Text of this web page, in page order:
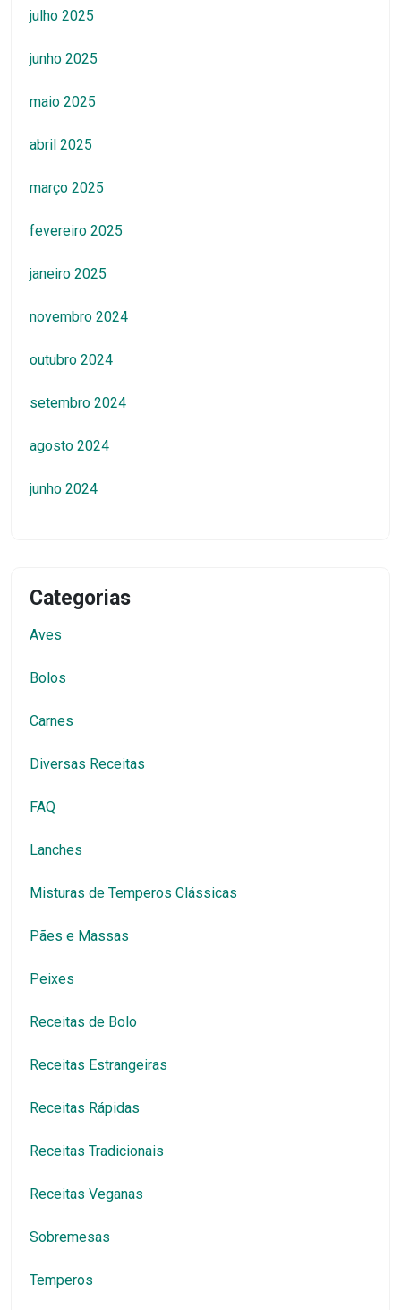
julho 2025
junho 2025
maio 2025
abril 2025
março 2025
fevereiro 2025
janeiro 2025
novembro 2024
outubro 2024
setembro 2024
agosto 2024
junho 2024
Categorias
Aves
Bolos
Carnes
Diversas Receitas
FAQ
Lanches
Misturas de Temperos Clássicas
Pães e Massas
Peixes
Receitas de Bolo
Receitas Estrangeiras
Receitas Rápidas
Receitas Tradicionais
Receitas Veganas
Sobremesas
Temperos